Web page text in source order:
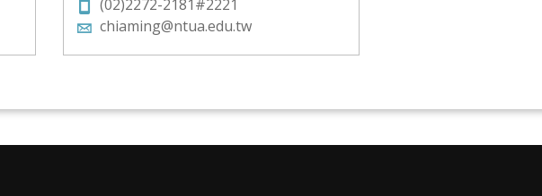
(02)2272-2181#2221
chiaming@ntua.edu.tw